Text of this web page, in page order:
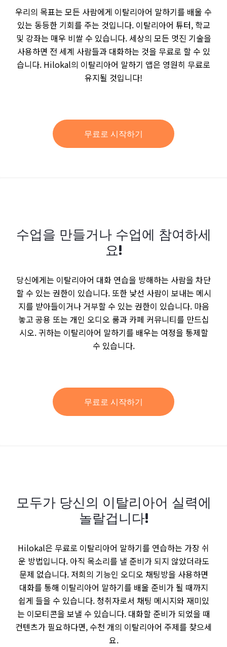
우리의 목표는 모든 사람에게 이탈리아어 말하기를 배울 수
있는 동등한 기회를 주는 것입니다. 이탈리아어 튜터, 학교
및 강좌는 매우 비쌀 수 있습니다. 세상의 모든 멋진 기술을
사용하면 전 세계 사람들과 대화하는 것을 무료로 할 수 있
습니다. Hilokal의 이탈리아어 말하기 앱은 영원히 무료로
유지될 것입니다!
무료로 시작하기
수업을 만들거나 수업에 참여하세
요!
당신에게는 이탈리아어 대화 연습을 방해하는 사람을 차단
할 수 있는 권한이 있습니다. 또한 낯선 사람이 보내는 메시
지를 받아들이거나 거부할 수 있는 권한이 있습니다. 마음
놓고 공용 또는 개인 오디오 룸과 카페 커뮤니티를 만드십
시오. 귀하는 이탈리아어 말하기를 배우는 여정을 통제할
수 있습니다.
무료로 시작하기
모두가 당신의 이탈리아어 실력에
놀랄겁니다!
Hilokal은 무료로 이탈리아어 말하기를 연습하는 가장 쉬
운 방법입니다. 아직 목소리를 낼 준비가 되지 않았더라도
문제 없습니다. 저희의 기능인 오디오 채팅방을 사용하면
대화를 통해 이탈리아어 말하기를 배울 준비가 될 때까지
쉽게 들을 수 있습니다. 청취자로서 채팅 메시지와 재미있
는 이모티콘을 보낼 수 있습니다. 대화할 준비가 되었을 때
컨텐츠가 필요하다면, 수천 개의 이탈리아어 주제를 찾으세
요.